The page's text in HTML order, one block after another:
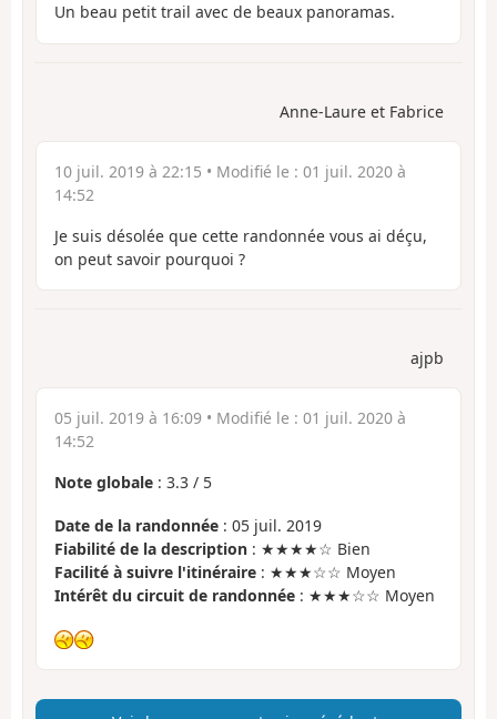
Un beau petit trail avec de beaux panoramas.
Anne-Laure et Fabrice
10 juil. 2019 à 22:15 • Modifié le : 01 juil. 2020 à
14:52
Je suis désolée que cette randonnée vous ai déçu,
on peut savoir pourquoi ?
ajpb
05 juil. 2019 à 16:09 • Modifié le : 01 juil. 2020 à
14:52
Note globale : 3.3 / 5
Date de la randonnée : 05 juil. 2019
Fiabilité de la description : ★★★★☆ Bien
Facilité à suivre l'itinéraire : ★★★☆☆ Moyen
Intérêt du circuit de randonnée : ★★★☆☆ Moyen